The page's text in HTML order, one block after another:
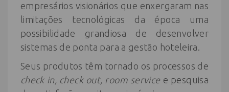
empresários visionários que enxergaram nas
limitações tecnológicas da época uma
possibilidade grandiosa de desenvolver
sistemas de ponta para a gestão hoteleira.
Seus produtos têm tornado os processos de
check in, check out, room servicee pesquisa